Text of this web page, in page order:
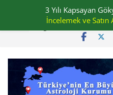
content
Pazar,
3 Yılı Kapsayan
İncelemek ve Satın